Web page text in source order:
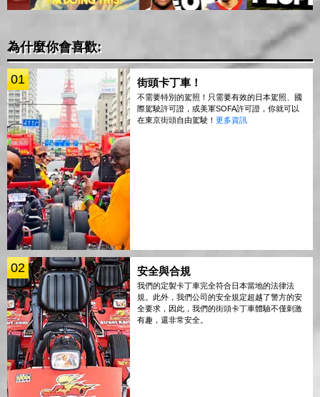
為什麼你會喜歡:
01 街頭卡丁車！
不需要特別的駕照！只需要有效的日本駕照、國
際駕駛許可證，或美軍SOFA許可證，你就可以
在東京街頭自由駕駛！ 更多資訊
02 安全與合規
我們的定製卡丁車完全符合日本當地的法律法
規。此外，我們公司的安全規定超越了警方的安
全要求，因此，我們的街頭卡丁車體驗不僅刺激
有趣，還非常安全。